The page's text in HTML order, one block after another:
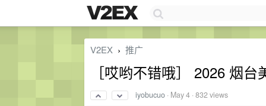
V2EX › 推广
［哎哟不错哦］ 2026 烟
iyobucuo · May 4 · 832 views